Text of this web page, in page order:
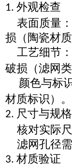
1. 外观检查
表面质量
损（陶瓷材
工艺细节
破损（滤网
颜色与标
材质标识）
2. 尺寸与规
核对实际
滤网孔径
3. 材质验证